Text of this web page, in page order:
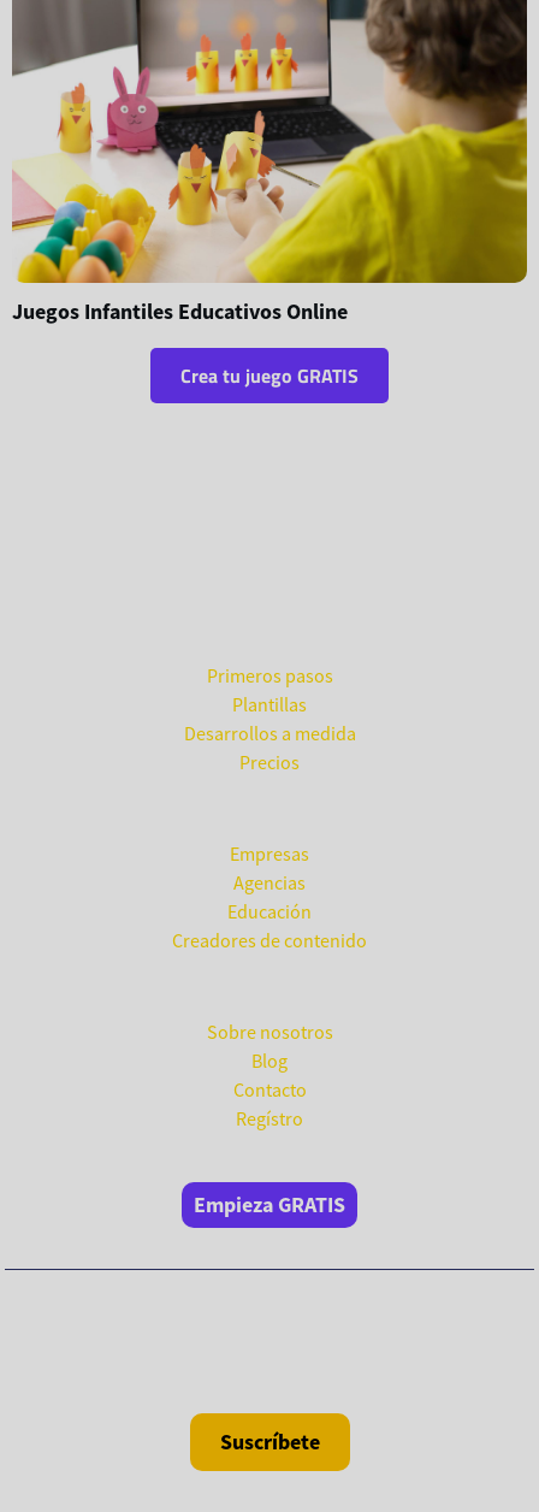
Juegos Infantiles Educativos Online
Crea tu juego GRATIS
Primeros pasos
Plantillas
Desarrollos a medida
Precios
Empresas
Agencias
Educación
Creadores de contenido
Sobre nosotros
Blog
Contacto
Regístro
Empieza GRATIS
Suscríbete